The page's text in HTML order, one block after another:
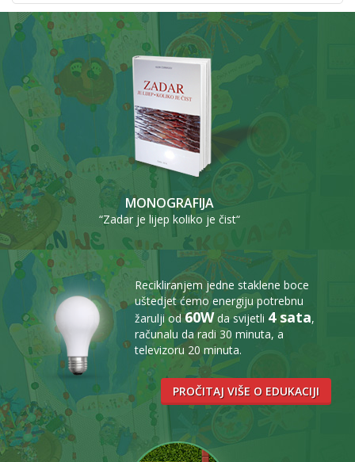
MONOGRAFIJA
“Zadar je lijep koliko je čist“
Recikliranjem jedne staklene boce
uštedjet ćemo energiju potrebnu
žarulji od60Wda svijetli 4 sata,
računalu da radi 30 minuta, a
televizoru 20 minuta.
PROČITAJ VIŠE O EDUKACIJI